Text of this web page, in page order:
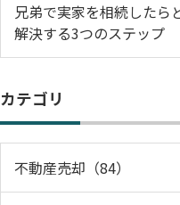
兄弟で実家を相続したら
解決する3つのステップ
カテゴリ
不動産売却（84）